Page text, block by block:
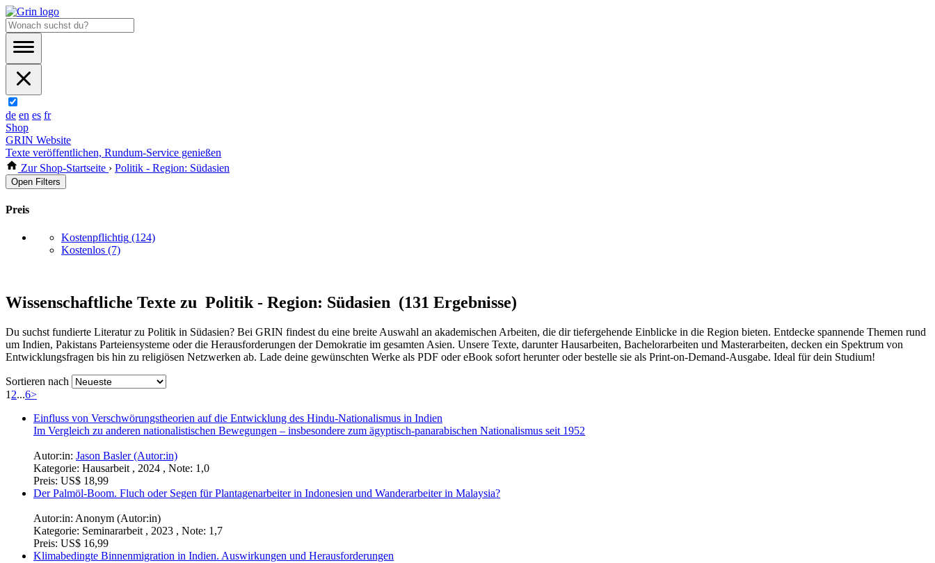
de en es fr
Shop
GRIN Website
Texte veröffentlichen, Rundum-Service genießen
Zur Shop-Startseite › Politik - Region: Südasien
Open Filters
Preis
Kostenpflichtig (124)
Kostenlos (7)
Wissenschaftliche Texte zu Politik - Region: Südasien (131 Ergebnisse)
Du suchst fundierte Literatur zu Politik in Südasien? Bei GRIN findest du eine breite Auswahl an akademischen Arbeiten, die dir tiefergehende Einblicke in die Region bieten. Entdecke spannende Themen rund
um Indien, Pakistans Parteiensysteme oder die Herausforderungen der Demokratie im gesamten Asien. Unsere Texte, darunter Hausarbeiten, Bachelorarbeiten und Masterarbeiten, decken ein Spektrum von
Entwicklungsfragen bis hin zu religiösen Netzwerken ab. Lade deine gewünschten Werke als PDF oder eBook sofort herunter oder bestelle sie als Print-on-Demand-Ausgabe. Ideal für dein Studium!
Sortieren nach
1 2...6>
Einfluss von Verschwörungstheorien auf die Entwicklung des Hindu-Nationalismus in Indien
Im Vergleich zu anderen nationalistischen Bewegungen – insbesondere zum ägyptisch-panarabischen Nationalismus seit 1952
Autor:in: Jason Basler (Autor:in)
Kategorie: Hausarbeit , 2024 , Note: 1,0
Preis: US$ 18,99
Der Palmöl-Boom. Fluch oder Segen für Plantagenarbeiter in Indonesien und Wanderarbeiter in Malaysia?
Autor:in: Anonym (Autor:in)
Kategorie: Seminararbeit , 2023 , Note: 1,7
Preis: US$ 16,99
Klimabedingte Binnenmigration in Indien. Auswirkungen und Herausforderungen